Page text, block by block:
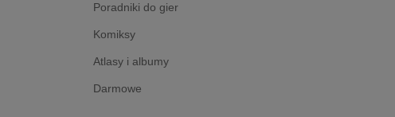
Poradniki do gier
Komiksy
Atlasy i albumy
Darmowe